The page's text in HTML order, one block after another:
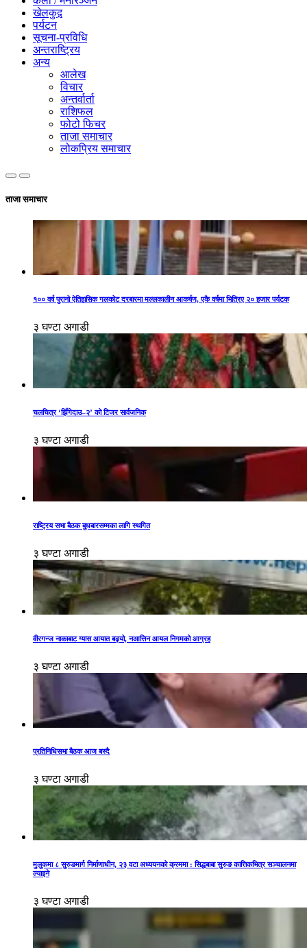
खेलकुद़़
पर्यटन
सूचना-प्रविधि
अन्तराष्ट्रिय
अन्य
आलेख
विचार
अन्तर्वार्ता
राशिफल
फोटो फिचर
ताजा समाचार
लोकप्रिय समाचार
ताजा समाचार
१०० वर्ष पुरानो ऐतिहासिक गलकोट दरबारमा मल्लकालीन आकर्षण, एकै वर्षमा भित्रिए २० हजार पर्यटक
३ घण्टा अगाडी
चलचित्र ‘झिँगेदाउ–२’ को टिजर सार्वजनिक
३ घण्टा अगाडी
राष्ट्रिय सभा बैठक बुधबारसम्मका लागि स्थगित
३ घण्टा अगाडी
वीरगन्ज नाकाबाट ग्यास आयात बढ्यो, नआत्तिन आयल निगमको आग्रह
३ घण्टा अगाडी
प्रतिनिधिसभा बैठक आज बस्दै
३ घण्टा अगाडी
मुलुकमा ८ सुरुङमार्ग निर्माणाधीन, २३ वटा अध्ययनको क्रममा : सिद्धबाबा सुरुङ कात्तिकभित्र सञ्चालनमा
ल्याइने
३ घण्टा अगाडी